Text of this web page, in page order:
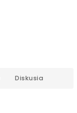
Diskusia